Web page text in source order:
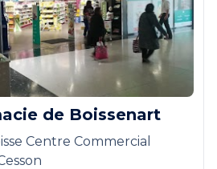
de Boissenart
Centre Commercial